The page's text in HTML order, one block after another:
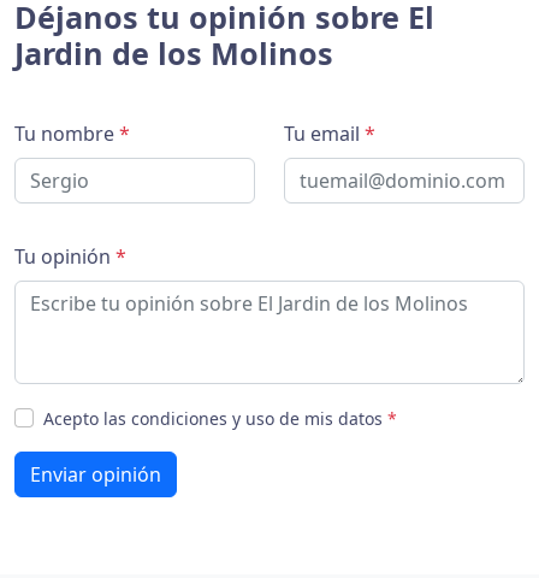
Déjanos tu opinión sobre El
Jardin de los Molinos
Tu nombre* Tu email *
Tu opinión *
Acepto las condiciones y uso de mis datos *
Enviar opinión